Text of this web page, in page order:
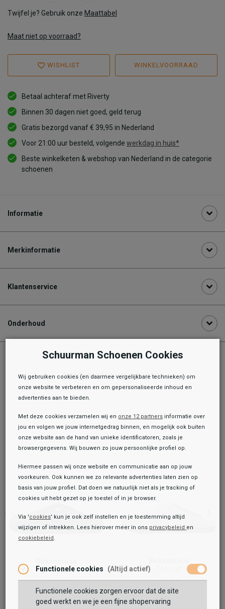
Twijfel je? Gebruik onze Maattabel
Maat niet op voorraad?
WISHLIST WINKELVOORRAAD
Zermatt
69,99
Maat:
Betaal achteraf met Riverty
Binnen 30 dagen niet goed, geld terug
Gratis bezorgd vanaf € 39,95 in Nederland
Voor 21:00 uur besteld, volgende werkdag in huis*
Beste winkelketen & webshop van Nederland in de categorie
schoenen
Informatie
Merkinformatie
Klantenservice
Onderhoud
Aanbevolen producten
Zermatt
69,99
Toegevoegd aan je winkeltas!
Schuurman Schoenen Cookies
Wij gebruiken cookies (en daarmee vergelijkbare technieken) om
onze website te verbeteren en om gepersonaliseerde inhoud en
advertenties aan te bieden.
Met deze cookies verzamelen wij en onze 12 partners informatie over
jou en volgen we jouw internetgedrag binnen, en mogelijk ook buiten
onze website aan de hand van unieke identificatoren, zoals je
browsergegevens. Wij bouwen zo jouw persoonlijke profiel op.
Hiermee passen wij onze website en communicatie aan op jouw
voorkeuren. Ook kunnen we zo relevante advertenties laten zien op
basis van jouw profiel. Dat doen we natuurlijk niet als je tracking of
cookies uit hebt gezet op je toestel of in je browser.
Via 'cookies' kun je ook zelf instellen en je toestemming altijd
wijzigen of intrekken. Lees hierover meer in ons privacybeleid en
cookiebeleid.
Functionele cookies (Altijd actief)
Functionele cookies zorgen ervoor dat de site
goed werkt en we je een fijne shopervaring